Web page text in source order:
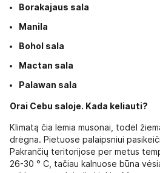
Borakajaus sala
Manila
Bohol sala
Mactan sala
Palawan sala
Orai Cebu saloje. Kada keliauti?
Klimatą čia lemia musonai, todėl
drėgna. Pietuose palaipsniui
Pakrančių teritorijose per metus
26-30 ° C, tačiau kalnuose būna